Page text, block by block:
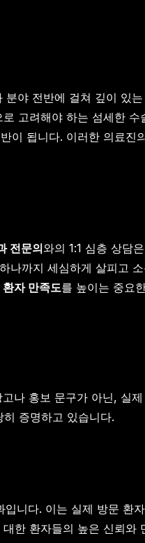
야 전반에 걸쳐 깊이 있
고려해야 하는 섬세한
이 됩니다. 이러한 의료진
전문의와의 1:1 심층 상담
까지 세심하게 살피고
환자 만족도를 높이는 중요
나 홍보 문구가 아닌, 실
증명하고 있습니다.
니다. 이는 실제 방문 환
한 환자들의 높은 신뢰와